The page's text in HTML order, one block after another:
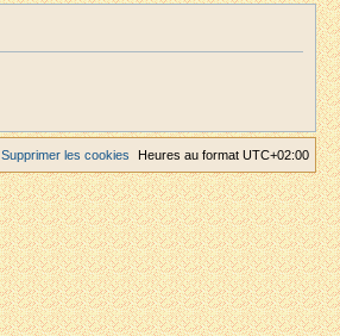
Heures au format UTC+02:00
Supprimer les cookies